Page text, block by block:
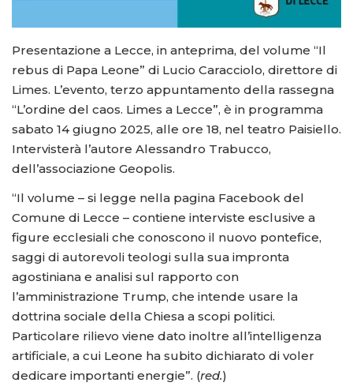
Presentazione a Lecce, in anteprima, del volume “Il
rebus di Papa Leone” di Lucio Caracciolo, direttore di
Limes. L’evento, terzo appuntamento della rassegna
“L’ordine del caos. Limes a Lecce”, è in programma
sabato 14 giugno 2025, alle ore 18, nel teatro Paisiello.
Intervisterà l’autore Alessandro Trabucco,
dell’associazione Geopolis.
“Il volume – si legge nella pagina Facebook del
Comune di Lecce – contiene interviste esclusive a
figure ecclesiali che conoscono il nuovo pontefice,
saggi di autorevoli teologi sulla sua impronta
agostiniana e analisi sul rapporto con
l’amministrazione Trump, che intende usare la
dottrina sociale della Chiesa a scopi politici.
Particolare rilievo viene dato inoltre all’intelligenza
artificiale, a cui Leone ha subito dichiarato di voler
dedicare importanti energie”. (red.)